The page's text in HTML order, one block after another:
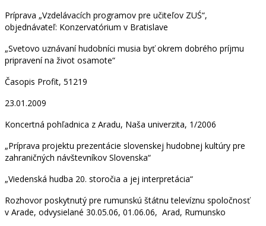
Príprava „Vzdelávacích programov pre učiteľov ZUŚ“,
objednávateľ: Konzervatórium v Bratislave
„Svetovo uznávaní hudobníci musia byť okrem dobrého príjmu
pripravení na život osamote“
Časopis Profit, 51219
23.01.2009
Koncertná pohľadnica z Aradu, Naša univerzita, 1/2006
„Príprava projektu prezentácie slovenskej hudobnej kultúry pre
zahraničných návštevníkov Slovenska“
„Viedenská hudba 20. storočia a jej interpretácia“
Rozhovor poskytnutý pre rumunskú štátnu televíznu spoločnosť
v Arade, odvysielané 30.05.06, 01.06.06, Arad, Rumunsko